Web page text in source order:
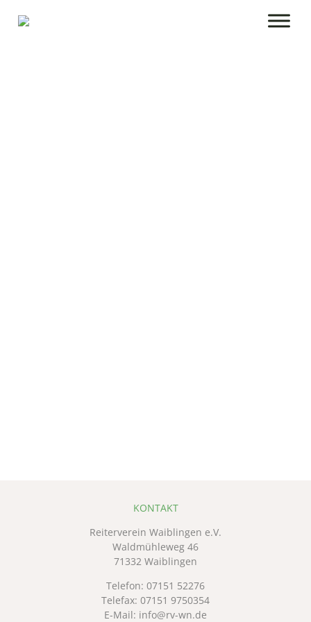
KONTAKT
Reiterverein Waiblingen e.V.
Waldmühleweg 46
71332 Waiblingen
Telefon: 07151 52276
Telefax: 07151 9750354
E-Mail: info@rv-wn.de